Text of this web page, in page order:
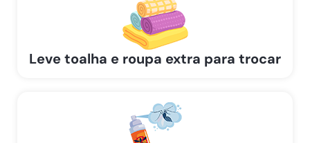
Leve toalha e roupa extra para trocar